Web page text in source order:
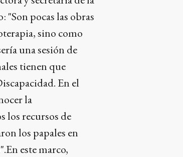
"Son pocas las obras
sino como
una sesión de
tienen que
En el
la
los recursos de
los papales en
este marco,